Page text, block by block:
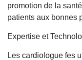
promotion de la
patients aux bonnes
Expertise et
Les cardiologue fes